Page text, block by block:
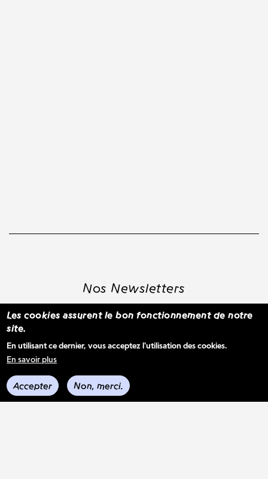
Nos Newsletters
Voir les derniers envois
Les cookies assurent le bon fonctionnement de notre
site.
En utilisant ce dernier, vous acceptez l'utilisation des cookies.
En savoir plus
Accepter Non, merci.